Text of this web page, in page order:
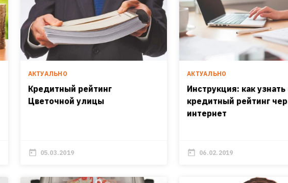
АКТУАЛЬНО
Кредитный рейтинг
Цветочной улицы
05.03.2019
АКТУАЛЬНО
Инструкция: как узнать
кредитный рейтинг
интернет
06.02.2019